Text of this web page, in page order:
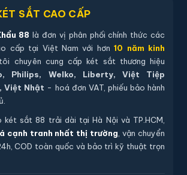
cách sau:
sản phẩm và ấn vào mua hàng hệ
đến trang checkout. Ở trang check
lại thông tin sản phẩm 1 lần nữa. Nếu
đã chính xác bạn tiếp tục ấn thanh
lại những thông tin cần thiết ở màn
sắt nhập khẩu 88 sẽ gọi lại xác nhận
lý cũng như giao hàng theo yêu cầu
SẮT CAO CẤP
88 là đơn vị phân phối chính thức các
cấp tại Việt Nam với hơn10 năm kinh
tôi chuyên cung cấp két sắt thương hiệu
Philips, Welko, Liberty, Việt Tiệp
Việt Nhật - hoá đơn VAT, phiếu bảo hành
két sắt 88 trải dài tại Hà Nội và TP.HCM,
cạnh tranh nhất thị trường , vận chuyển
COD toàn quốc và bảo trì kỹ thuật trọn